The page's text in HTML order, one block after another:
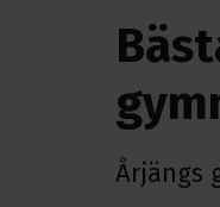
Årjängs